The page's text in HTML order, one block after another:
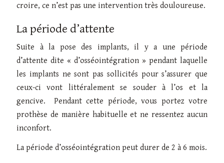
croire, ce n’est pas une intervention très douloureuse.
La période d’attente
Suite à la pose des implants, il y a une période
d’attente dite « d’osséointégration » pendant laquelle
les implants ne sont pas sollicités pour s’assurer que
ceux-ci vont littéralement se souder à l’os et la
gencive. Pendant cette période, vous portez votre
prothèse de manière habituelle et ne ressentez aucun
inconfort.
La période d’osséointégration peut durer de 2 à 6 mois.